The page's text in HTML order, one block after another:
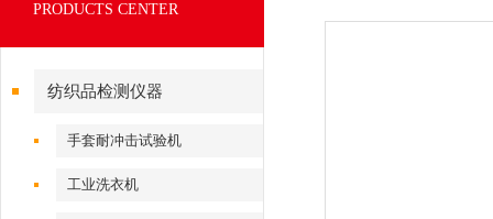
PRODUCTS CENTER
纺织品检测仪器
手套耐冲击试验机
工业洗衣机